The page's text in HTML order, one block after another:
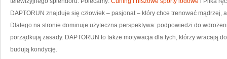
DAPTORUN znajduje się człowiek – pasjonat – który chce trenować
Dlatego na stronie dominuje użyteczna perspektywa: podpowiedzi do
porządkują zasady. DAPTORUN to także motywacja dla tych, którzy wracają
budują kondycję.